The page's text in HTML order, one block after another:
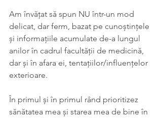
Am învățat să spun NU într-un mod
delicat, dar ferm, bazat pe cunoștințele
și informațiile acumulate de-a lungul
anilor în cadrul facultății de medicină,
dar și în afara ei, tentațiilor/influențelor
exterioare.
În primul și în primul rând prioritizez
sănătatea mea și starea mea de bine în